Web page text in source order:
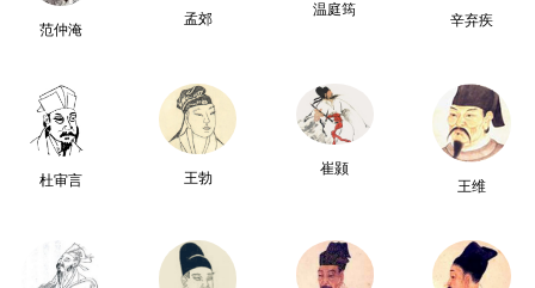
范仲淹
孟郊
温庭筠
辛弃疾
杜审言 王勃
崔颢
王维